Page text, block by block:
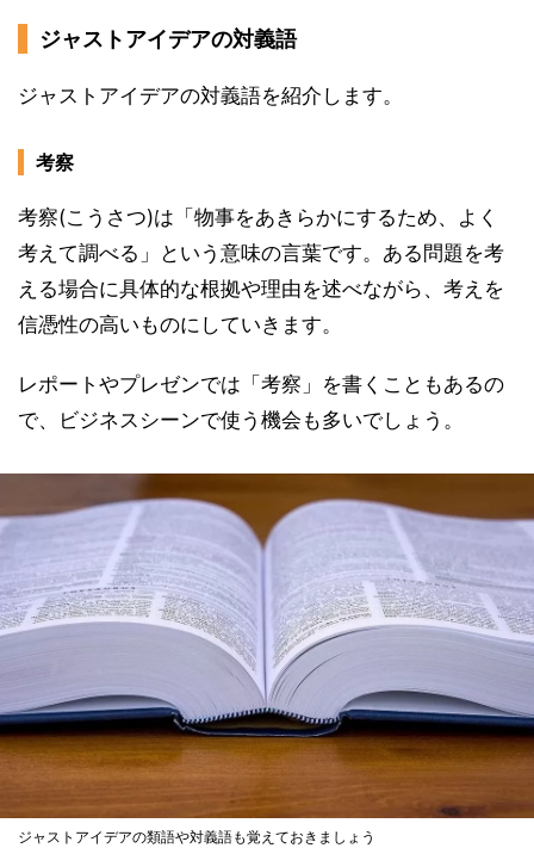
ジャストアイデアの対義語
ジャストアイデアの対義語を紹介します。
考察
考察(こうさつ)は「物事をあきらかにするため、よく
考えて調べる」という意味の言葉です。ある問題を考
える場合に具体的な根拠や理由を述べながら、考えを
信憑性の高いものにしていきます。
レポートやプレゼンでは「考察」を書くこともあるの
で、ビジネスシーンで使う機会も多いでしょう。
ジャストアイデアの類語や対義語も覚えておきましょう